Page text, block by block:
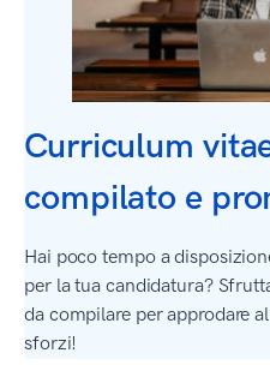
Curriculum
compilato e
Hai poco tempo a
per la tua candidatura?
da compilare per approdare
sforzi!